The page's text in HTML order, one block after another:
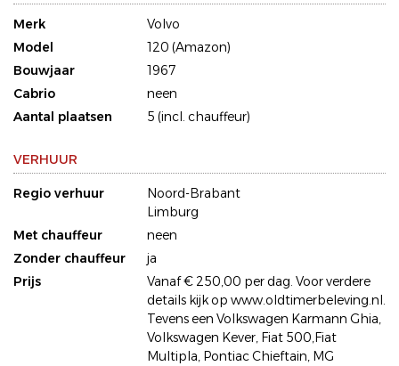
Merk
Volvo
Model
120 (Amazon)
Bouwjaar
1967
Cabrio
neen
Aantal plaatsen
5 (incl. chauffeur)
VERHUUR
Regio verhuur
Noord-Brabant
Limburg
Met chauffeur
neen
Zonder chauffeur
ja
Prijs
Vanaf € 250,00 per dag. Voor verdere
details kijk op www.oldtimerbeleving.nl.
Tevens een Volkswagen Karmann Ghia,
Volkswagen Kever, Fiat 500,Fiat
Multipla, Pontiac Chieftain, MG